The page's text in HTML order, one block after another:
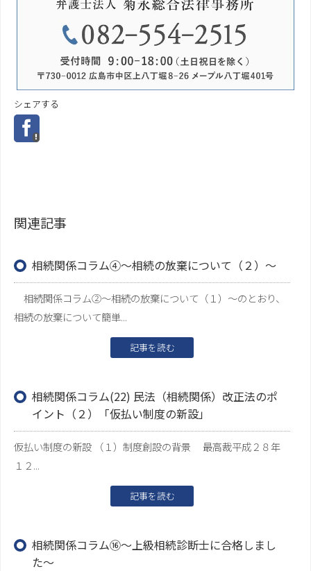
シェアする
関連記事
相続関係コラム④～相続の放棄について（２）～
相続関係コラム②～相続の放棄について（１）～のとおり、
相続の放棄について簡単...
記事を読む
相続関係コラム(22) 民法（相続関係）改正法のポ
イント（２）「仮払い制度の新設」
仮払い制度の新設 （１）制度創設の背景 最高裁平成２８年
１２...
記事を読む
相続関係コラム⑯～上級相続診断士に合格しまし
た～